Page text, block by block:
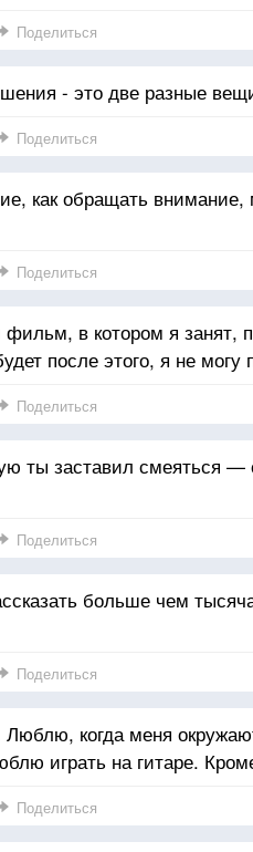
Поделиться
- это две разные
Поделиться
как обращать
Поделиться
в котором я занят,
после этого, я не могу
Поделиться
ты заставил смеяться —
Поделиться
больше чем
Поделиться
когда меня
играть на гитаре.
Поделиться